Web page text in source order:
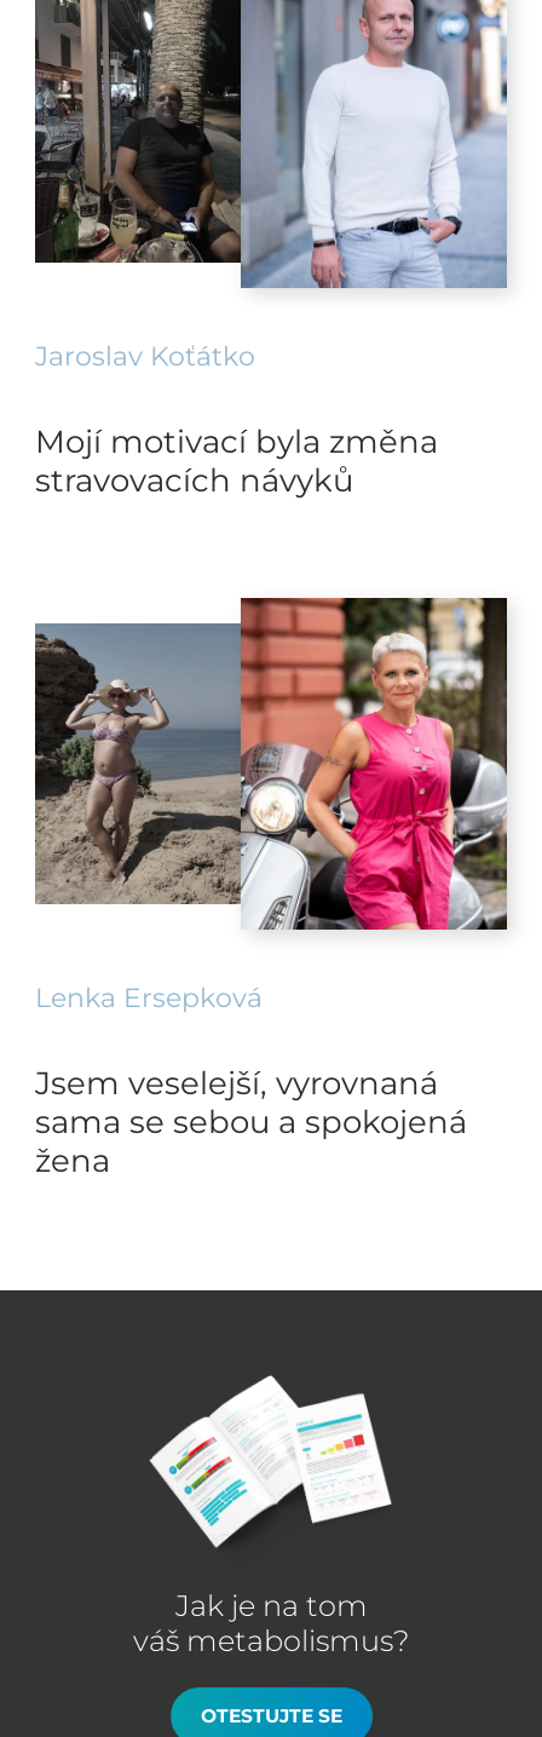
Jaroslav Koťátko
Mojí motivací byla změna
stravovacích návyků
Lenka Ersepková
Jsem veselejší, vyrovnaná
sama se sebou a spokojená
žena
Jak je na tom
váš metabolismus?
OTESTUJTE SE